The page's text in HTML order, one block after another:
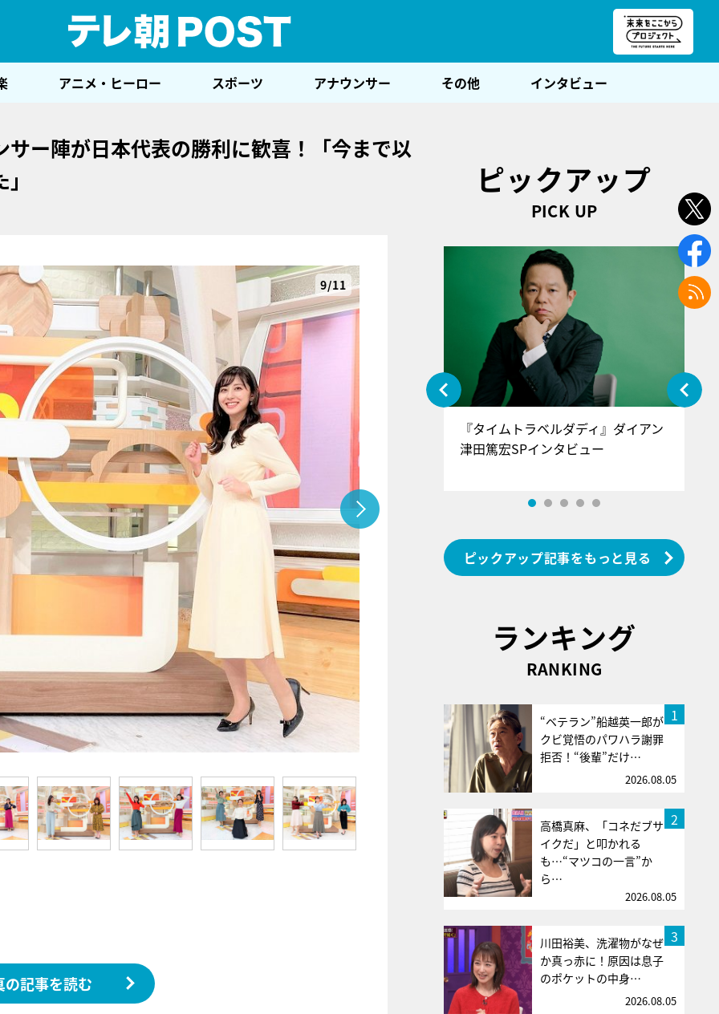
アニメ・ヒーロー スポーツ アナウンサー その他 インタビュー
ー陣が日本代表の勝利に歓喜！「今まで以
9/11
の記事を読む
ピックアップ
PICK UP
『アイ＝ラブ！げーみんぐ』＝LOV
E齋藤樹愛羅＆佐々木舞香SPインタ
ビュー
『タイムトラベルダディ』ダイアン
津田篤宏SPインタビュー
ピックアップ記事をもっと見る
ランキング
RANKING
1
“ベテラン”船越英一郎が
クビ覚悟のパワハラ謝罪
拒否！“後輩”だけ…
2026.08.05
2
高橋真麻、「コネだブサ
イクだ」と叩かれる
も…“マツコの一言”か
ら…
2026.08.05
3
川田裕美、洗濯物がなぜ
か真っ赤に！原因は息子
のポケットの中身…
2026.08.05